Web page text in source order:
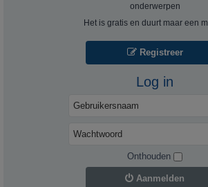
onderwerpen
Het is gratis en duurt maar een
Registreer
Log in
Onthouden
Aanmelden